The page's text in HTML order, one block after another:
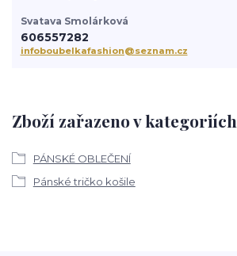
Zboží zařazeno v kategoriích
PÁNSKÉ OBLEČENÍ
Pánské tričko košile
Svatava Smolárková
606557282
infoboubelkafashion@seznam.cz